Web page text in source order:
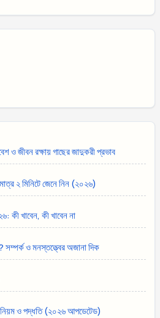
ও জীবন রক্ষায় গাছের জাদুকরী প্রভাব
২ মিনিটে জেনে নিন (২০২৬)
কী খাবেন, কী খাবেন না
ও মনস্তত্ত্বের অজানা দিক
ও পদ্ধতি (২০২৬ আপডেটেড)